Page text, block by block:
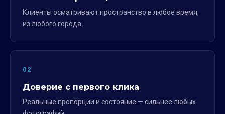
Клиенты осматривают пространство в любое время,
из любого города.
02
Доверие с первого клика
Реальные пропорции и состояние — сильнее любых